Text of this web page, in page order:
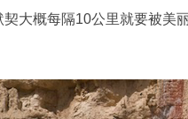
大概每隔10公里就要被美